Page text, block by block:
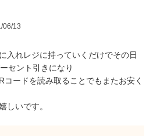
06/13
入れレジに持っていくだけでその日
セント引きになり
コードを読み取ることでもまたお安く
しいです。